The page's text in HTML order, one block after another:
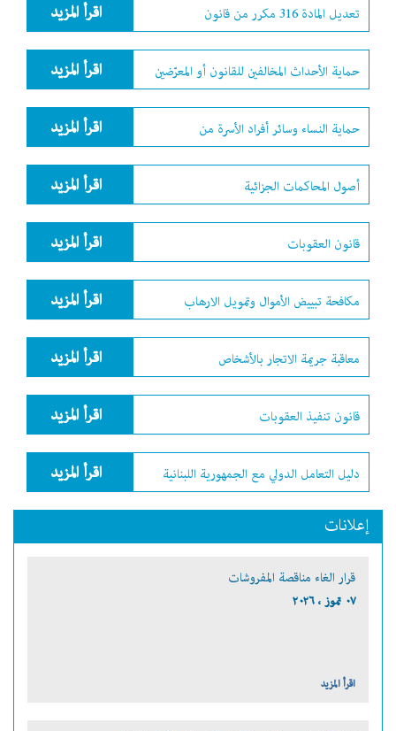
اقرأ المزيد تعديل المادة 316 مكرر من قانون
اقرأ المزيد حماية الأحداث المخالفين للقانون أو المعرّضين
اقرأ المزيد حماية النساء وسائر أفراد الأسرة من
اقرأ المزيد أصول المحاكمات الجزائية
اقرأ المزيد قانون العقوبات
اقرأ المزيد مكافحة تبييض الأموال وتمويل الارهاب
اقرأ المزيد معاقبة جريمة الاتجار بالأشخاص
اقرأ المزيد قانون تنفيذ العقوبات
اقرأ المزيد دليل التعامل الدولي مع الجمهورية اللبنانية
إعلانات
قرار الغاء مناقصة المفروشات
٠٧ تموز ، ٢٠٢٦
اقرأ المزيد